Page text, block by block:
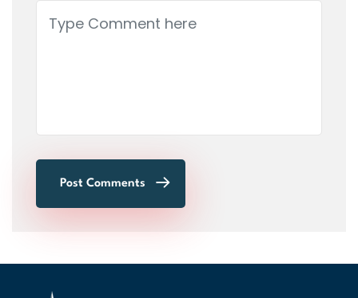
Post Comments